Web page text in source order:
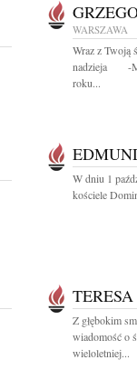
WARSZAWA
Wraz z Twoją
nadzieja -
roku...
W dniu 1
kościele
Z głębokim
wiadomość o
wieloletniej...